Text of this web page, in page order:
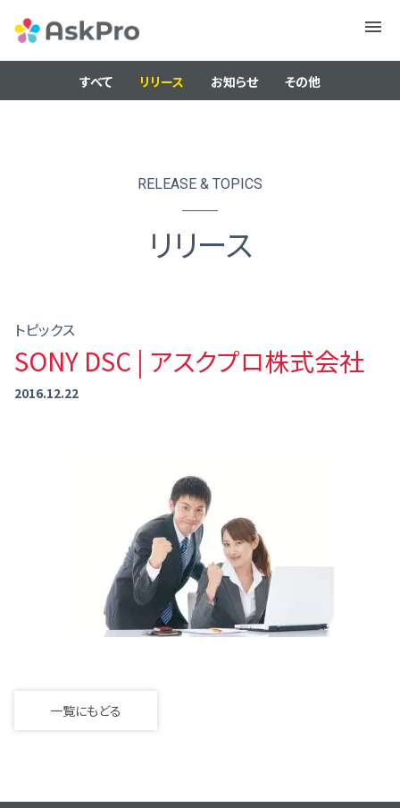
メニュ
すべて リリース お知らせ その他
RELEASE & TOPICS
リリース
トピックス
SONY DSC | アスクプロ株式会社
2016.12.22
一覧にもどる